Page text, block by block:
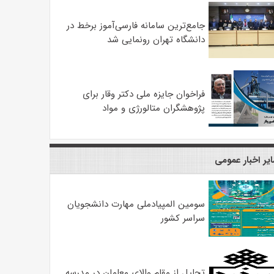
جامع‌ترین سامانه فارسی‌آموز برخط در
دانشگاه تهران رونمایی شد
فراخوان جایزه ملی دکتر وقار برای
پژوهشگران متالورژی و مواد
اخبار عمومی
سومین المپیادملی مهارت دانشجویان
سراسر کشور